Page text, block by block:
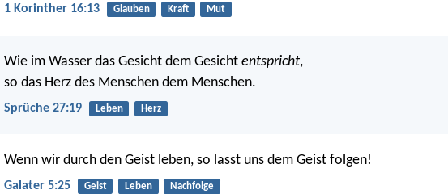
1 Korinther 16:13 Glauben Kraft Mut
Wie im Wasser das Gesicht dem Gesicht entspricht,
so das Herz des Menschen dem Menschen.
Sprüche 27:19 Leben Herz
Wenn wir durch den Geist leben, so lasst uns dem Geist folgen!
Galater 5:25 Geist Leben Nachfolge